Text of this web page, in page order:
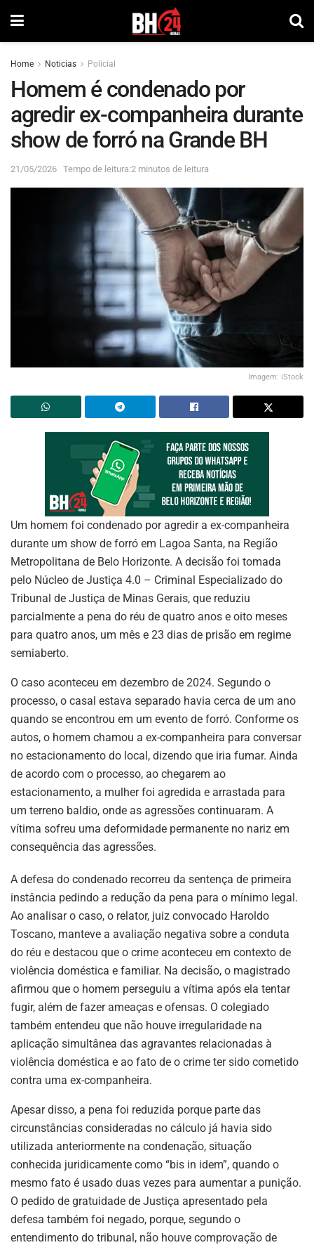
Home Noticias Policial
Homem é condenado por
agredir ex-companheira durante
show de forró na Grande BH
21/05/2026 Tempo de leitura:2 minutos de leitura
Imagem: iStock
Um homem foi condenado por agredir a ex-companheira
durante um show de forró em Lagoa Santa, na Região
Metropolitana de Belo Horizonte. A decisão foi tomada
pelo Núcleo de Justiça 4.0 – Criminal Especializado do
Tribunal de Justiça de Minas Gerais, que reduziu
parcialmente a pena do réu de quatro anos e oito meses
para quatro anos, um mês e 23 dias de prisão em regime
semiaberto.
O caso aconteceu em dezembro de 2024. Segundo o
processo, o casal estava separado havia cerca de um ano
quando se encontrou em um evento de forró. Conforme os
autos, o homem chamou a ex-companheira para conversar
no estacionamento do local, dizendo que iria fumar. Ainda
de acordo com o processo, ao chegarem ao
estacionamento, a mulher foi agredida e arrastada para
um terreno baldio, onde as agressões continuaram. A
vítima sofreu uma deformidade permanente no nariz em
consequência das agressões.
A defesa do condenado recorreu da sentença de primeira
instância pedindo a redução da pena para o mínimo legal.
Ao analisar o caso, o relator, juiz convocado Haroldo
Toscano, manteve a avaliação negativa sobre a conduta
do réu e destacou que o crime aconteceu em contexto de
violência doméstica e familiar. Na decisão, o magistrado
afirmou que o homem perseguiu a vítima após ela tentar
fugir, além de fazer ameaças e ofensas. O colegiado
também entendeu que não houve irregularidade na
aplicação simultânea das agravantes relacionadas à
violência doméstica e ao fato de o crime ter sido cometido
contra uma ex-companheira.
Apesar disso, a pena foi reduzida porque parte das
circunstâncias consideradas no cálculo já havia sido
utilizada anteriormente na condenação, situação
conhecida juridicamente como “bis in idem”, quando o
mesmo fato é usado duas vezes para aumentar a punição.
O pedido de gratuidade de Justiça apresentado pela
defesa também foi negado, porque, segundo o
entendimento do tribunal, não houve comprovação de